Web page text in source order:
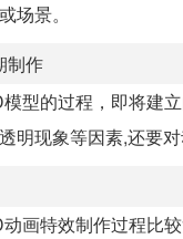
场景。
制作
型的过程，即将建
明现象等因素,还要
画特效制作过程比